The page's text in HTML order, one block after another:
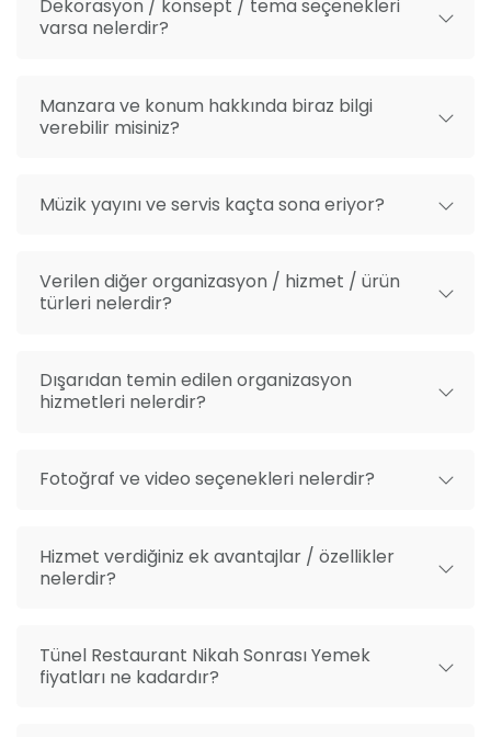
dekor taleplerinizi iletebilirsiniz. Isıtma sistemlerinin
mekan genelinde yer alması da her mevsim tercih
Nerededir? Nasıl gidilir?
Pozantı Güney girişinden 5 km sonra solda bulunuyor.
Dekorasyon / konsept / tema seçenekleri
varsa nelerdir?
Manzara ve konum hakkında biraz bilgi
verebilir misiniz?
Müzik yayını ve servis kaçta sona eriyor?
Verilen diğer organizasyon / hizmet / ürün
türleri nelerdir?
Dışarıdan temin edilen organizasyon
hizmetleri nelerdir?
Fotoğraf ve video seçenekleri nelerdir?
Hizmet verdiğiniz ek avantajlar / özellikler
nelerdir?
Tünel Restaurant Nikah Sonrası Yemek
fiyatları ne kadardır?